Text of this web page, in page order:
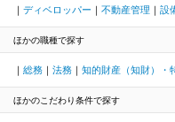
ディベロッパー
不動産管理 設
ほかの職種で探す
総務 法務 知的財産（知財）・
ほかのこだわり条件で探す